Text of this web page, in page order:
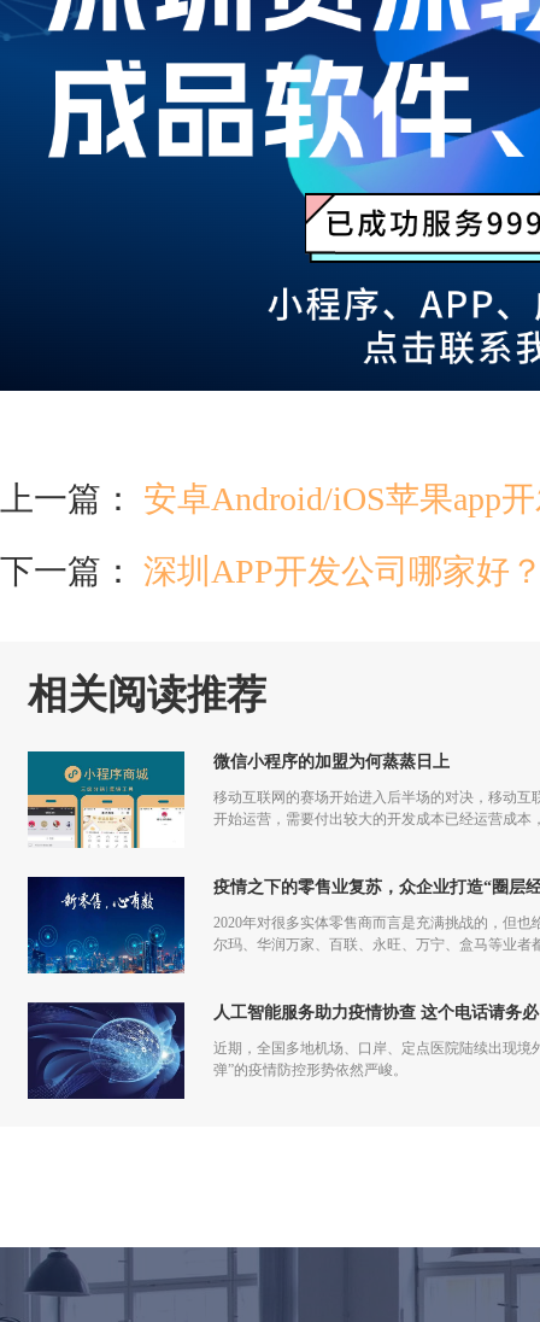
上一篇： 安卓Android/iOS苹果app
下一篇： 深圳APP开发公司哪家好
相关阅读推荐
微信小程序的加盟为何蒸蒸日上
移动互联网的赛场开始进入后半场的对决，移动
开始运营，需要付出较大的开发成本已经运营成
疫情之下的零售业复苏，众企业打造“圈层
2020年对很多实体零售商而言是充满挑战的，但
尔玛、华润万家、百联、永旺、万宁、盒马等业
人工智能服务助力疫情协查 这个电话请务
近期，全国多地机场、口岸、定点医院陆续出现
弹”的疫情防控形势依然严峻。